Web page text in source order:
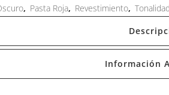
, Pasta Roja, Revestimiento, Tonalidad
Información